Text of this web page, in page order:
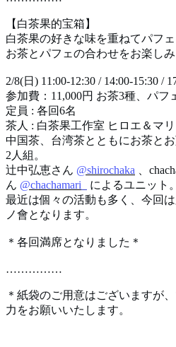
【白茶果的宝箱】
白茶果の好きな味を重ねてパフェ
お茶とパフェの合わせをお楽しみ
2/8(日 ) 11:00-12:30 / 14:00-15:30 /
参加費： 11,000円 お茶3種、パフ
定員 : 各回6名
茶人 : 白茶果工作室 ヒロエ＆マリ
中国茶、台湾茶とともにお茶と
2 人組。
辻中弘恵さん @shirochaka
ん @chachamari_
によるユニット。
最近は個々の活動も多く、今回
ノ會となります。
＊各回満席となりました＊
……………
＊紙袋のご用意はございますが
力をお願いいたします。